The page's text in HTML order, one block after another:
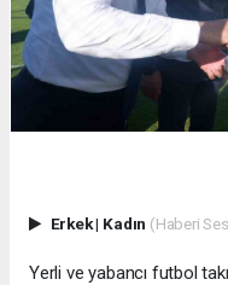
Erkek| Kadın (Haberi
Yerli ve yabancı futbol